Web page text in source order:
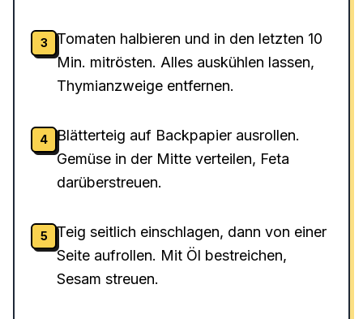
3
Tomaten halbieren und in den letzten 10
Min. mitrösten. Alles auskühlen lassen,
Thymianzweige entfernen.
4
Blätterteig auf Backpapier ausrollen.
Gemüse in der Mitte verteilen, Feta
darüberstreuen.
5
Teig seitlich einschlagen, dann von einer
Seite aufrollen. Mit Öl bestreichen,
Sesam streuen.